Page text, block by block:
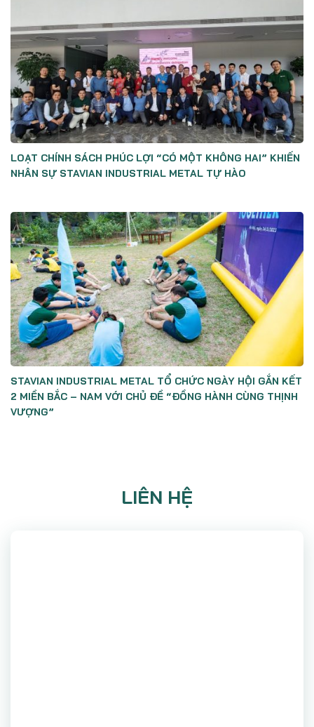
LOẠT CHÍNH SÁCH PHÚC LỢI “CÓ MỘT KHÔNG HAI” KHIẾN
NHÂN SỰ STAVIAN INDUSTRIAL METAL TỰ HÀO
STAVIAN INDUSTRIAL METAL TỔ CHỨC NGÀY HỘI GẮN KẾT
2 MIỀN BẮC – NAM VỚI CHỦ ĐỀ “ĐỒNG HÀNH CÙNG THỊNH
VƯỢNG”
LIÊN HỆ